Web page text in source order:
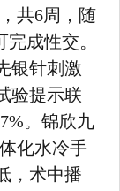
共6周，随
成性交。
银针刺激
验提示联
。锦欣九
化水冷手
，术中播